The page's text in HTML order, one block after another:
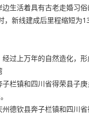
生活着具有古老走婚习俗
，新线建成后里程缩短
过上万年的自然造化，
栏镇和四川省得荣县子
德钦县奔子栏镇和四川省